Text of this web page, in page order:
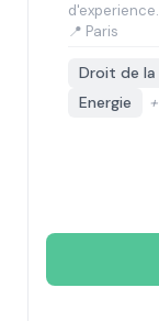
d'experience.
📍 Paris
Droit de
Energie